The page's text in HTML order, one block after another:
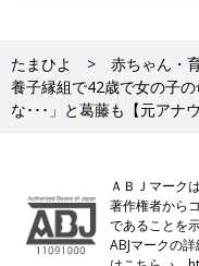
たまひよ 赤ちゃん・
養子縁組で42歳で女の子
な･･･」と葛藤も【元アナ
ＡＢＪマーク
著作権者から
であることを
ABJマークの